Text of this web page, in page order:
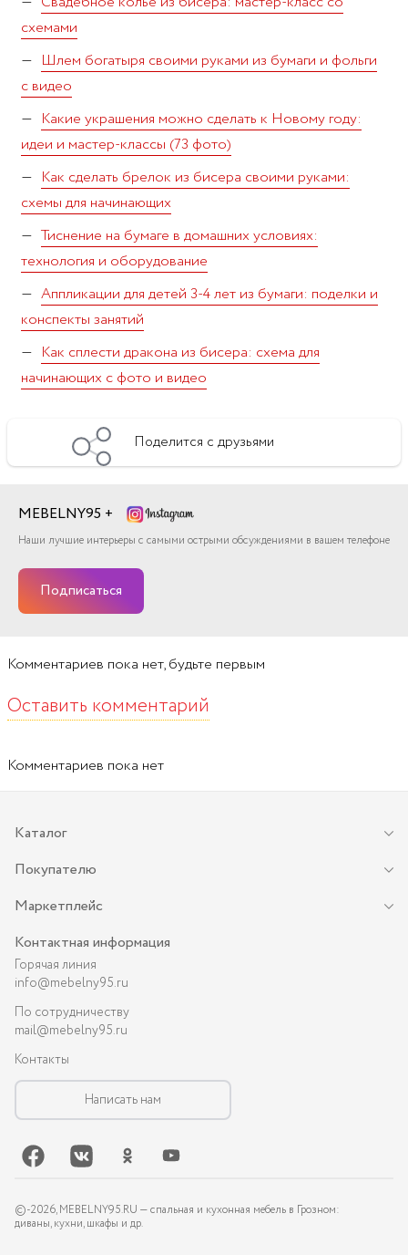
схемами
Шлем богатыря своими руками из бумаги и фольги
с видео
Какие украшения можно сделать к Новому году:
идеи и мастер-классы (73 фото)
Как сделать брелок из бисера своими руками:
схемы для начинающих
Тиснение на бумаге в домашних условиях:
технология и оборудование
Аппликации для детей 3-4 лет из бумаги: поделки и
конспекты занятий
Как сплести дракона из бисера: схема для
начинающих с фото и видео
Поделится с друзьями
MEBELNY95 +
Наши лучшие интерьеры с самыми острыми обсуждениями в вашем телефоне
Подписаться
Комментариев пока нет, будьте первым
Оставить комментарий
Комментариев пока нет
Каталог
Покупателю
Маркетплейс
Контактная информация
Горячая линия
info@mebelny95.ru
По сотрудничеству
mail@mebelny95.ru
Контакты
Написать нам
©-2026, MEBELNY95.RU — спальная и кухонная мебель в Грозном:
диваны, кухни, шкафы и др.